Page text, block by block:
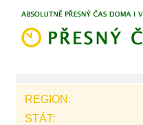
REGION:
STÁT: